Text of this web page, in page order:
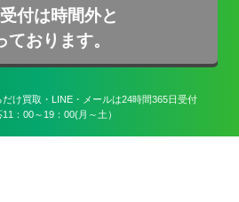
付は時間外と
ております。
け買取・LINE・メールは24時間365日受付
：00～19：00(月～土）